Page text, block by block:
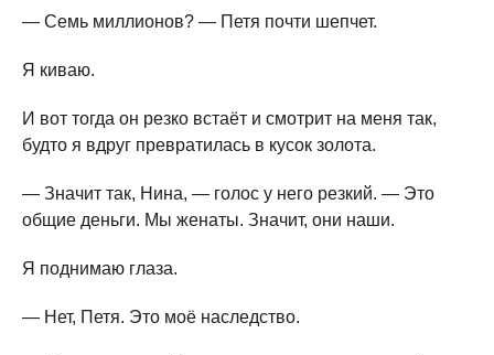
— Семь миллионов? — Петя почти шепчет.
Я киваю.
И вот тогда он резко встаёт и смотрит на меня так,
будто я вдруг превратилась в кусок золота.
— Значит так, Нина, — голос у него резкий. — Это
общие деньги. Мы женаты. Значит, они наши.
Я поднимаю глаза.
— Нет, Петя. Это моё наследство.